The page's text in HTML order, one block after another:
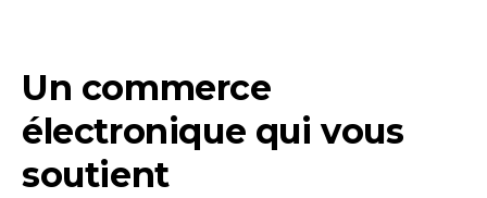
Un commerce
électronique qui vous
soutient